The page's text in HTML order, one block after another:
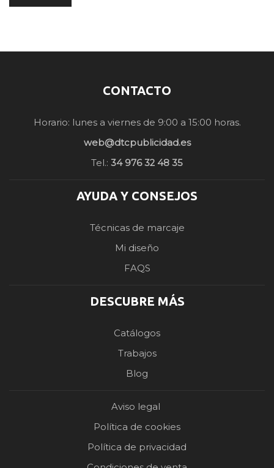
CONTACTO
Horario: lunes a viernes de 9:00 a 15:00 horas.
web@dtcpublicidad.es
Tel.: 34 976 32 48 35
AYUDA Y CONSEJOS
Técnicas de marcaje
Mi diseño
FAQS
DESCUBRE MÁS
Catálogos
Trabajos
Blog
Aviso legal
Política de cookies
Política de privacidad